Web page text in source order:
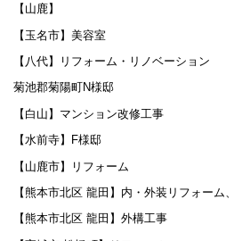
【山鹿】
【玉名市】美容室
【八代】リフォーム・リノベーション
菊池郡菊陽町N様邸
【白山】マンション改修工事
【水前寺】F様邸
【山鹿市】リフォーム
【熊本市北区 龍田】内・外装リフォーム
【熊本市北区 龍田】外構工事